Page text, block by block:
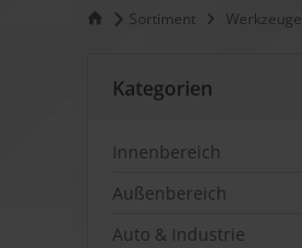
Sortiment Werkzeuge
Kategorien
Innenbereich
Außenbereich
Auto & Industrie